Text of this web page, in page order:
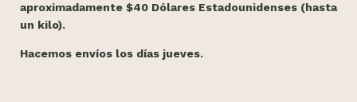
aproximadamente $40 Dólares Estadounidenses (hasta
un kilo).
Hacemos envíos los días jueves.